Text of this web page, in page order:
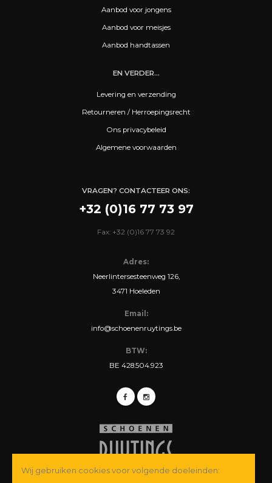
Aanbod voor jongens
Aanbod voor meisjes
Aanbod handtassen
EN VERDER...
Levering en verzending
Retourneren / Herroepingsrecht
Ons privacybeleid
Algemene voorwaarden
VRAGEN? CONTACTEER ONS:
+32 (0)16 77 73 97
Fax: +32 (0)16 77 73 92
Adres:
Neerlintersesteenweg 126,
3471 Hoeleden
Email:
info@schoenenruytings.be
BTW:
BE 428.504.923
Wij gebruiken cookies voor volgende doeleinden: